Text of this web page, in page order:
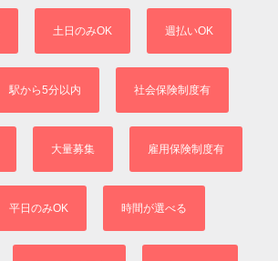
土日のみOK 週払いOK
駅から5分以内 社会保険制度有
大量募集 雇用保険制度有
平日のみOK 時間が選べる